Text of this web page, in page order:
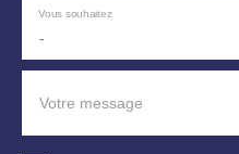
-
Vous souhaitez
Votre message